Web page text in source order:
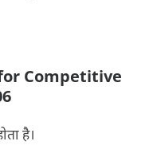
Competitive
है।